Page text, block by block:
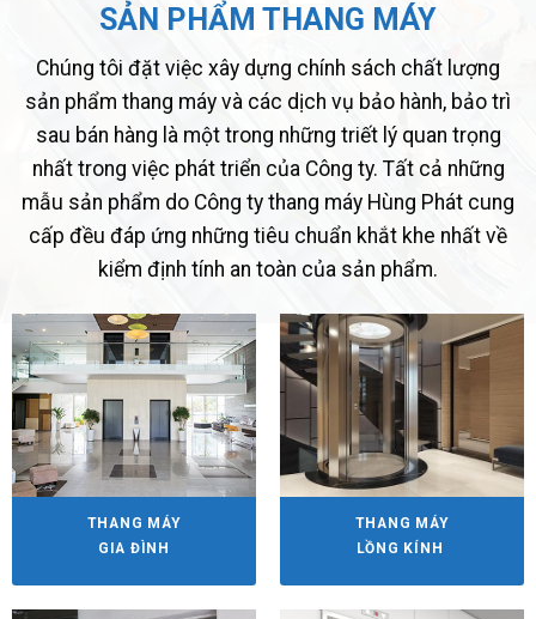
SẢN PHẨM THANG MÁY
Chúng tôi đặt việc xây dựng chính sách chất lượng
sản phẩm thang máy và các dịch vụ bảo hành, bảo trì
sau bán hàng là một trong những triết lý quan trọng
nhất trong việc phát triển của Công ty. Tất cả những
mẫu sản phẩm do Công ty thang máy Hùng Phát cung
cấp đều đáp ứng những tiêu chuẩn khắt khe nhất về
kiểm định tính an toàn của sản phẩm.
THANG MÁY
GIA ĐÌNH
THANG MÁY
LỒNG KÍNH